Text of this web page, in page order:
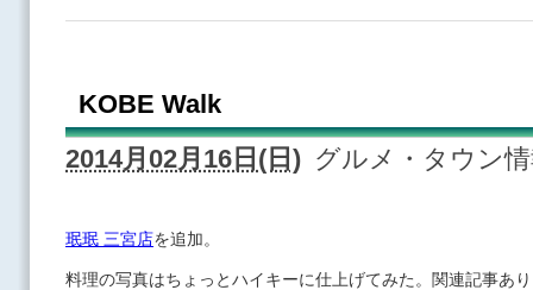
KOBE Walk
2014月02月16日(日) グルメ・タウン
珉珉 三宮店を追加。
料理の写真はちょっとハイキーに仕上げてみた。関連記事あ